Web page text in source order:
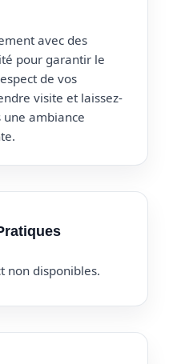
avec des
pour garantir le
de vos
visite et laissez-
une ambiance
non disponibles.